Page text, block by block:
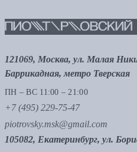
121069, Москва, ул. Малая
Баррикадная, метро Тверская
ПН – ВС 11:00 – 21:00
+7 (495) 229-75-47
piotrovsky.msk@gmail.com
105082, Екатеринбург, ул.